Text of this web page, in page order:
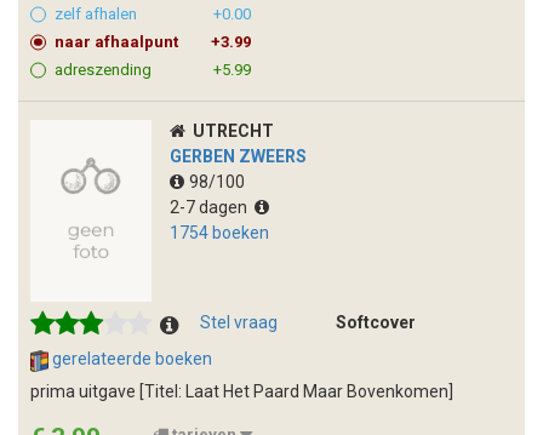
zelf afhalen
+0.00
naar afhaalpunt
+3.99
adreszending
+5.99
UTRECHT
GERBEN ZWEERS
98/100
2-7 dagen
1754 boeken
Stel vraag
Softcover
gerelateerde boeken
prima uitgave [Titel: Laat Het Paard Maar Bovenkomen]